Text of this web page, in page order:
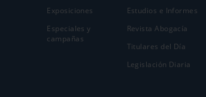
Exposiciones
Especiales y
campañas
Estudios e Informes
Revista Abogacía
Titulares del Día
Legislación Diaria